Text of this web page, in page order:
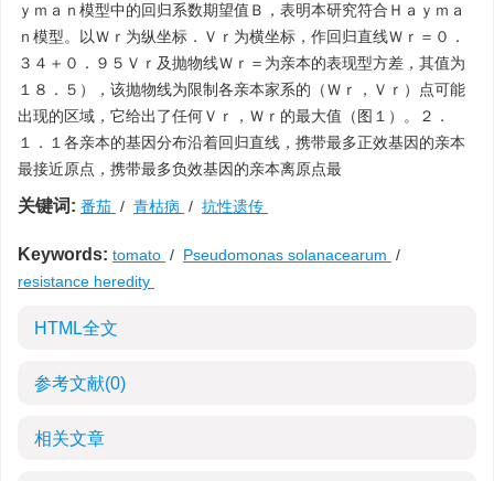
ｙｍａｎ模型中的回归系数期望值Ｂ，表明本研究符合Ｈａｙｍａ
ｎ模型。以Ｗｒ为纵坐标．Ｖｒ为横坐标，作回归直线Ｗｒ＝０．
３４＋０．９５Ｖｒ及抛物线Ｗｒ＝为亲本的表现型方差，其值为
１８．５），该抛物线为限制各亲本家系的（Ｗｒ，Ｖｒ）点可能
出现的区域，它给出了任何Ｖｒ，Ｗｒ的最大值（图１）。２．
１．１各亲本的基因分布沿着回归直线，携带最多正效基因的亲本
最接近原点，携带最多负效基因的亲本离原点最
关键词: 番茄 / 青枯病 / 抗性遗传
Keywords: tomato / Pseudomonas solanacearum /
resistance heredity
HTML全文
参考文献(0)
相关文章